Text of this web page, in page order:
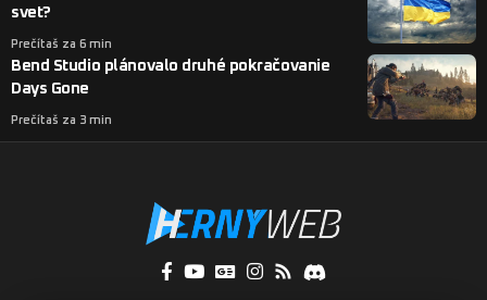
svet?
Prečítaš za 6 min
Bend Studio plánovalo druhé pokračovanie
Days Gone
Prečítaš za 3 min